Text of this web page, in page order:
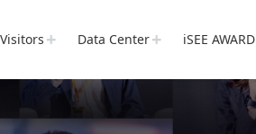
Visitors Data Center iSEE AWARD